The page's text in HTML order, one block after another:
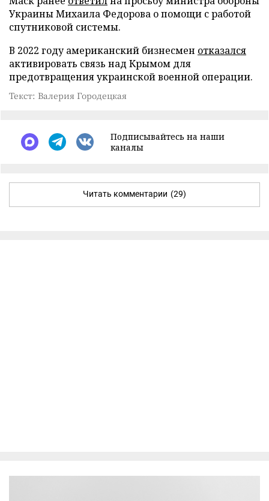
Украины Михаила Федорова о помощи с работой
спутниковой системы.
В 2022 году американский бизнесмен отказался
активировать связь над Крымом для
предотвращения украинской военной операции.
Текст: Валерия Городецкая
Подписывайтесь на наши
каналы
Читать комментарии (29)